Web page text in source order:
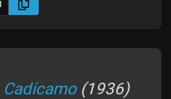
Cadícamo(1936)